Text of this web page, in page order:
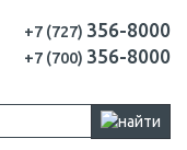
+7 (727) 356-8000
+7 (700) 356-8000